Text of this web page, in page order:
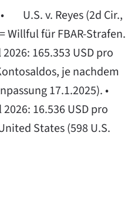
U.S. v. Reyes (2d Cir.,
Willful für FBAR-Strafen.
165.353 USD pro
je nachdem
17.1.2025). •
16.536 USD pro
States (598 U.S.